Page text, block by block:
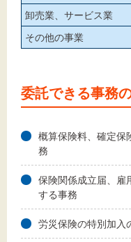
卸売業、サービス業
その他の事業
委託できる事務
概算保険料、確定保
務
保険関係成立届、雇
する事務
労災保険の特別加入